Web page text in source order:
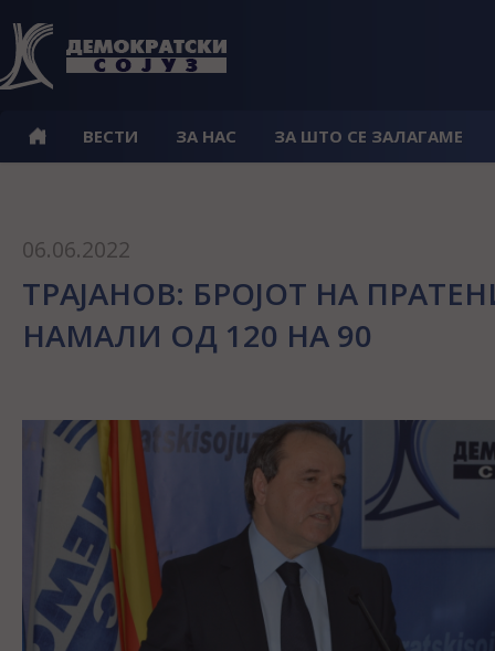
ВЕСТИ ЗА НАС ЗА ШТО СЕ ЗАЛАГАМЕ
06.06.2022
ТРАЈАНОВ: БРОЈОТ НА
НАМАЛИ ОД 120 НА 90